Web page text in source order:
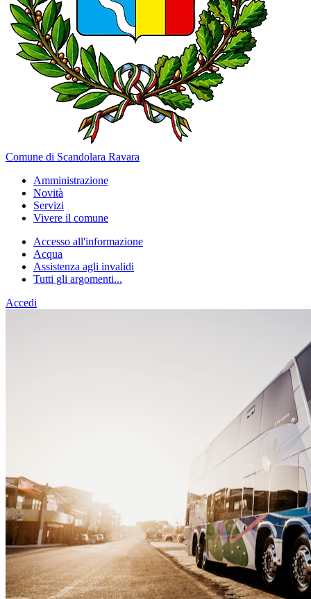
Comune di Scandolara Ravara
Amministrazione
Novità
Servizi
Vivere il comune
Accesso all'informazione
Acqua
Assistenza agli invalidi
Tutti gli argomenti...
Accedi